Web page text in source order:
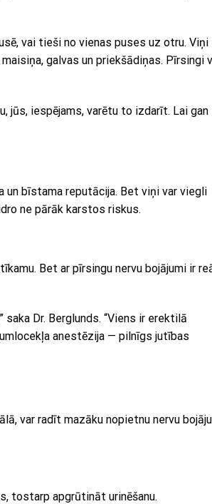
vai tieši no vienas puses uz otru. Viņi
galvas un priekšādiņas. Pīrsingi
jūs, iespējams, varētu to izdarīt. Lai gan
un bīstama reputācija. Bet viņi var viegli
ne pārāk karstos riskus.
Bet ar pīrsingu nervu bojājumi ir
Dr. Berglunds. “Viens ir erektilā
anestēzija — pilnīgs jutības
var radīt mazāku nopietnu nervu
tostarp apgrūtināt urinēšanu.